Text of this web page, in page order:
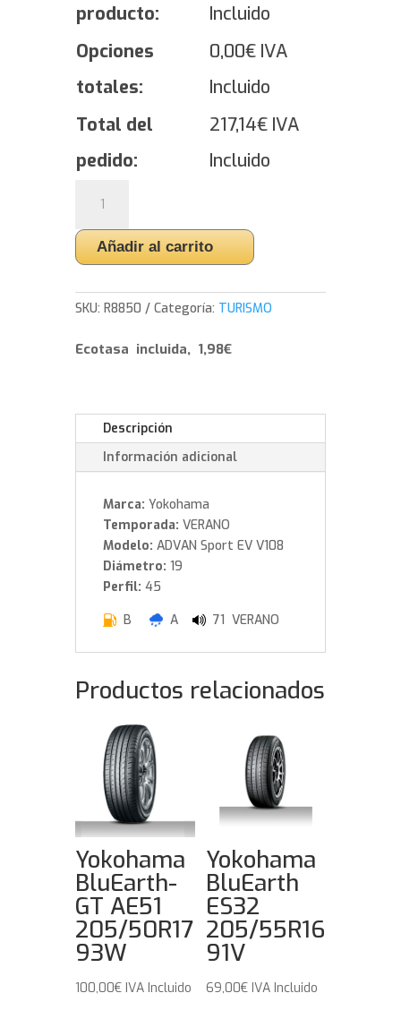
producto:
Incluido
Opciones
totales:
0,00€ IVA
Incluido
Total del
pedido:
217,14€ IVA
Incluido
ADVAN
Sport
EV
-
255/45/19
W
Añadir al carrito
SKU:R8850 Categoría: TURISMO
Ecotasa incluida, 1,98€
Descripción
Información adicional
Marca: Yokohama
Temporada: VERANO
Modelo: ADVAN Sport EV V108
Diámetro: 19
Perfil: 45
B
A 71 VERANO
Productos relacionados
Yokohama
BluEarth-
GT AE51
205/50R17
93W
100,00€ IVA Incluido
Yokohama
BluEarth
ES32
205/55R16
91V
69,00€ IVA Incluido